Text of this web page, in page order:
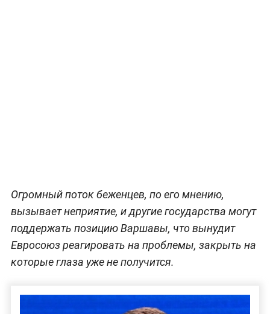
Огромный поток беженцев, по его мнению,
вызывает неприятие, и другие государства могут
поддержать позицию Варшавы, что вынудит
Евросоюз реагировать на проблемы, закрыть на
которые глаза уже не получится.